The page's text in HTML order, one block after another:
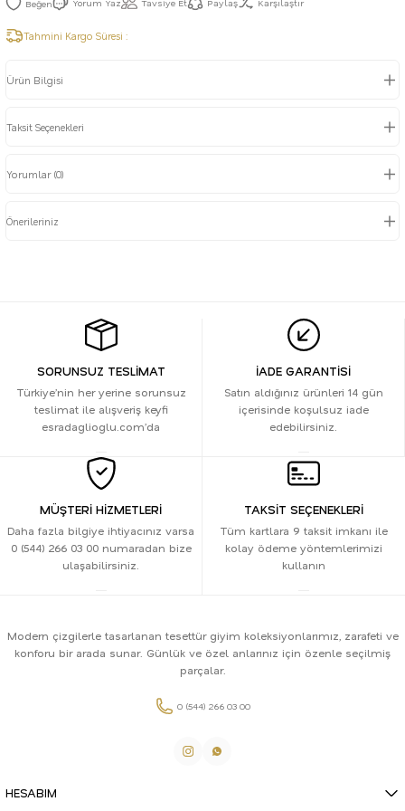
Yorum Yaz Tavsiye Et Paylaş Karşılaştır
Tahmini Kargo Süresi :
Ürün Bilgisi
Taksit Seçenekleri
Yorumlar (0)
Önerileriniz
SORUNSUZ TESLİMAT
Türkiye’nin her yerine sorunsuz
teslimat ile alışveriş keyfi
esradaglioglu.com’da
İADE GARANTİSİ
Satın aldığınız ürünleri 14 gün
içerisinde koşulsuz iade
edebilirsiniz.
MÜŞTERİ HİZMETLERİ
Daha fazla bilgiye ihtiyacınız varsa
0 (544) 266 03 00 numaradan bize
ulaşabilirsiniz.
TAKSİT SEÇENEKLERİ
Tüm kartlara 9 taksit imkanı ile
kolay ödeme yöntemlerimizi
kullanın
Modern çizgilerle tasarlanan tesettür giyim koleksiyonlarımız, zarafeti ve
konforu bir arada sunar. Günlük ve özel anlarınız için özenle seçilmiş
parçalar.
0 (544) 266 03 00
HESABIM